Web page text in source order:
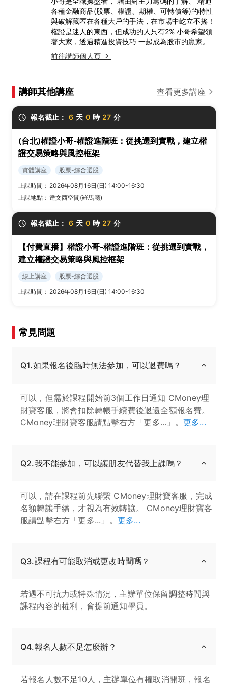
各種金融商品(股票、權證、期權、可轉債等)的特性
與破解藏匿在各種大戶的手法，在市場中屹立不搖！
權證是迷人的東西，但成功的人只有2% 小哥希望領
著大家，透過精進投資技巧 一起成為股市的贏家。
前往講師個人頁
講師其他講座 查看更多講座
報名截止： 6 天 0 時 27 分
(台北)權證小哥-權證進階班：從挑選到實戰，建立權
證交易策略與風控框架
實體講座
股票-綜合選股
上課時間： 2026年08月16日(日) 14:00-16:30
上課地點： 達文西空間(羅馬廳)
報名截止： 6 天 0 時 27 分
【付費直播】權證小哥-權證進階班：從挑選到實戰，
建立權證交易策略與風控框架
線上講座
股票-綜合選股
上課時間： 2026年08月16日(日) 14:00-16:30
常見問題
Q1.如果報名後臨時無法參加，可以退費嗎？
可以，但需於課程開始前3個工作日通知 CMoney理
財寶客服，將會扣除轉帳手續費後退還全額報名費。
CMoney理財寶客服請點擊右方「更多...」。 更多...
Q2.我不能參加，可以讓朋友代替我上課嗎？
可以，請在課程前先聯繫 CMoney理財寶客服，完成
名額轉讓手續，才視為有效轉讓。 CMoney理財寶客
服請點擊右方「更多...」。 更多...
Q3.課程有可能取消或更改時間嗎？
若遇不可抗力或特殊情況，主辦單位保留調整時間與
課程內容的權利，會提前通知學員。
Q4.報名人數不足怎麼辦？
若報名人數不足10人，主辦單位有權取消開班，報名